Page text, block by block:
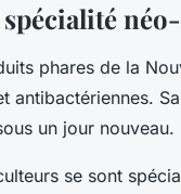
phares de la
antibactériennes.
un jour nouveau.
se sont